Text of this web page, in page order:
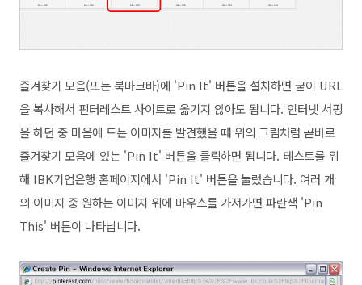
즐겨찾기 모음(또는 북마크바)에 'Pin It' 버튼을 설치하면 굳이 URL
을 복사해서 핀터레스트 사이트로 옮기지 않아도 됩니다. 인터넷 서핑
을 하던 중 마음에 드는 이미지를 발견했을 때 위의 그림처럼 곧바로
즐겨찾기 모음에 있는 'Pin It' 버튼을 클릭하면 됩니다. 테스트를 위
해 IBK기업은행 홈페이지에서 'Pin It' 버튼을 눌렀습니다. 여러 개
의 이미지 중 원하는 이미지 위에 마우스를 가져가면 파란색 'Pin
This' 버튼이 나타납니다.